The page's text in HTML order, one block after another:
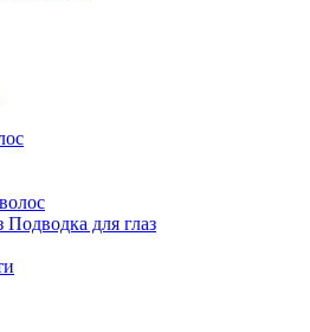
Подводка для глаз